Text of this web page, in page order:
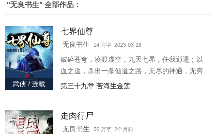
"无良书生" 全部作品：
武侠 / 连载
七界仙尊
无良书生 14 万字 2023-03-16
破碎苍穹，凌渡虚空，九天七界，任我逍遥；以
血之途，杀出一条仙道之路，无尽的神通，无穷
的责任，三千仙道，谁主浮沉？且看斗战圣族的
第三十九章 苦海生金莲
走肉行尸
无良书生 56 万字 2个月前